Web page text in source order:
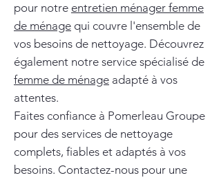
pour notre entretien ménager femme
de ménage qui couvre l'ensemble de
vos besoins de nettoyage. Découvrez
également notre service spécialisé de
femme de ménage adapté à vos
attentes.
Faites confiance à Pomerleau Groupe
pour des services de nettoyage
complets, fiables et adaptés à vos
besoins. Contactez-nous pour une